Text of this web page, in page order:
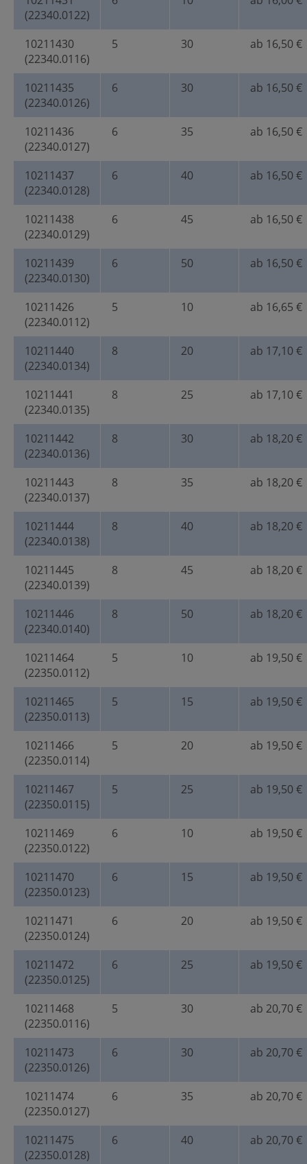
(22340.0122)
10211430
(22340.0116)
5 30 ab 16,50 €
10211435
(22340.0126)
6 30 ab 16,50 €
10211436
(22340.0127)
6 35 ab 16,50 €
10211437
(22340.0128)
6 40 ab 16,50 €
10211438
(22340.0129)
6 45 ab 16,50 €
10211439
(22340.0130)
6 50 ab 16,50 €
10211426
(22340.0112)
5 10 ab 16,65 €
10211440
(22340.0134)
8 20 ab 17,10 €
10211441
(22340.0135)
8 25 ab 17,10 €
10211442
(22340.0136)
8 30 ab 18,20 €
10211443
(22340.0137)
8 35 ab 18,20 €
10211444
(22340.0138)
8 40 ab 18,20 €
10211445
(22340.0139)
8 45 ab 18,20 €
10211446
(22340.0140)
8 50 ab 18,20 €
10211464
(22350.0112)
5 10 ab 19,50 €
10211465
(22350.0113)
5 15 ab 19,50 €
10211466
(22350.0114)
5 20 ab 19,50 €
10211467
(22350.0115)
5 25 ab 19,50 €
10211469
(22350.0122)
6 10 ab 19,50 €
10211470
(22350.0123)
6 15 ab 19,50 €
10211471
(22350.0124)
6 20 ab 19,50 €
10211472
(22350.0125)
6 25 ab 19,50 €
10211468
(22350.0116)
5 30 ab 20,70 €
10211473
(22350.0126)
6 30 ab 20,70 €
10211474
(22350.0127)
6 35 ab 20,70 €
10211475
(22350.0128)
6 40 ab 20,70 €